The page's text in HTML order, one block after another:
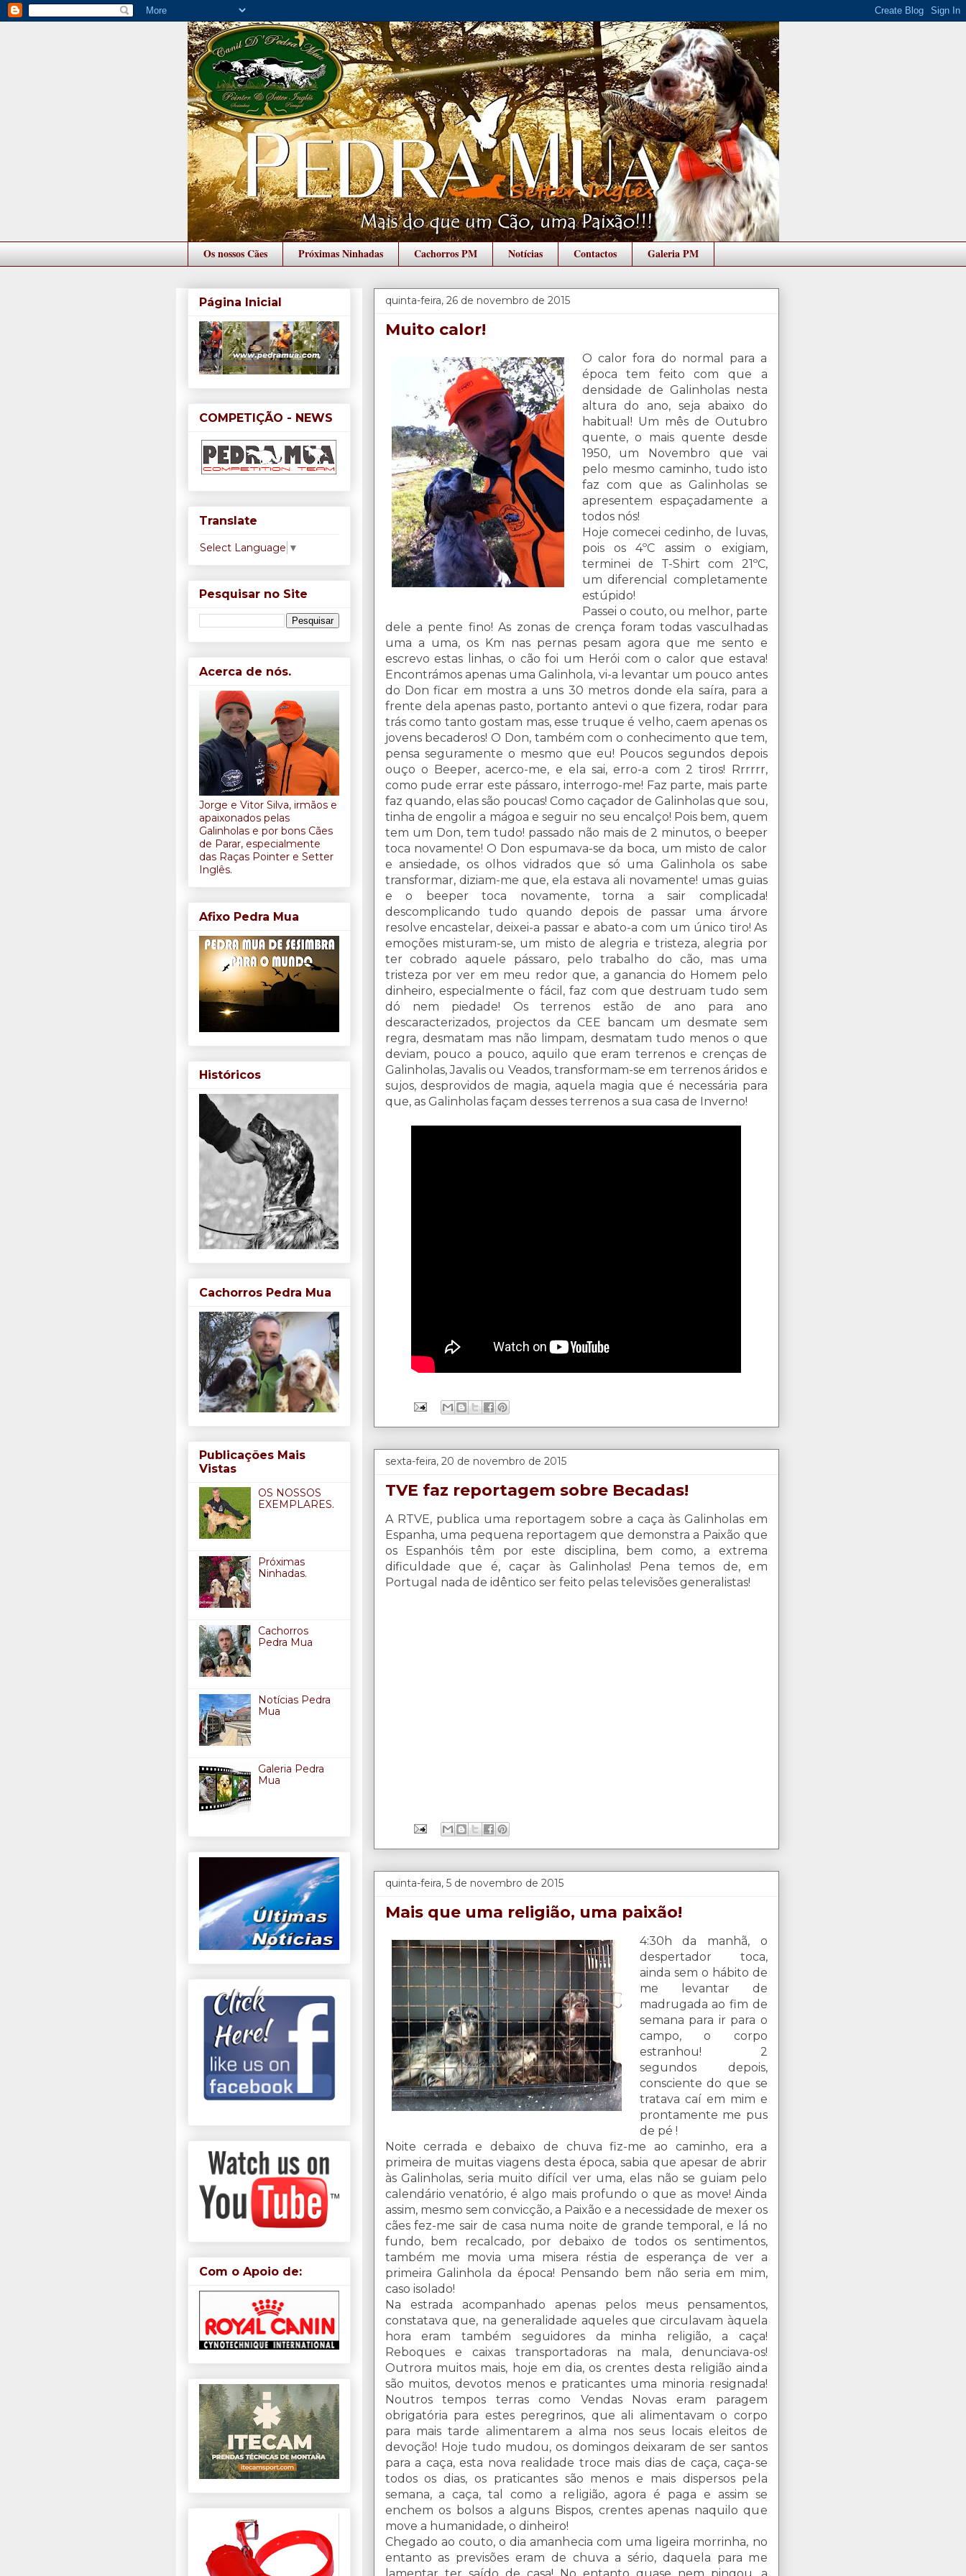
Os nossos Cães Próximas Ninhadas Cachorros PM Notícias Contactos Galeria PM
quinta-feira, 26 de novembro de 2015
Muito calor!
O calor fora do normal para a
época tem feito com que a
densidade de Galinholas nesta
altura do ano, seja abaixo do
habitual! Um mês de Outubro
quente, o mais quente desde
1950, um Novembro que vai
pelo mesmo caminho, tudo isto
faz com que as Galinholas se
apresentem espaçadamente a
todos nós!
Hoje comecei cedinho, de luvas,
pois os 4ºC assim o exigiam,
terminei de T-Shirt com 21ºC,
um diferencial completamente
estúpido!
Passei o couto, ou melhor, parte
dele a pente fino! As zonas de crença foram todas vasculhadas
uma a uma, os Km nas pernas pesam agora que me sento e
escrevo estas linhas, o cão foi um Herói com o calor que estava!
Encontrámos apenas uma Galinhola, vi-a levantar um pouco antes
do Don ficar em mostra a uns 30 metros donde ela saíra, para a
frente dela apenas pasto, portanto antevi o que fizera, rodar para
trás como tanto gostam mas, esse truque é velho, caem apenas os
jovens becaderos! O Don, também com o conhecimento que tem,
pensa seguramente o mesmo que eu! Poucos segundos depois
ouço o Beeper, acerco-me, e ela sai, erro-a com 2 tiros! Rrrrrr,
como pude errar este pássaro, interrogo-me! Faz parte, mais parte
faz quando, elas são poucas! Como caçador de Galinholas que sou,
tinha de engolir a mágoa e seguir no seu encalço! Pois bem, quem
tem um Don, tem tudo! passado não mais de 2 minutos, o beeper
toca novamente! O Don espumava-se da boca, um misto de calor
e ansiedade, os olhos vidrados que só uma Galinhola os sabe
transformar, diziam-me que, ela estava ali novamente! umas guias
e o beeper toca novamente, torna a sair complicada!
descomplicando tudo quando depois de passar uma árvore
resolve encastelar, deixei-a passar e abato-a com um único tiro! As
emoções misturam-se, um misto de alegria e tristeza, alegria por
ter cobrado aquele pássaro, pelo trabalho do cão, mas uma
tristeza por ver em meu redor que, a ganancia do Homem pelo
dinheiro, especialmente o fácil, faz com que destruam tudo sem
dó nem piedade! Os terrenos estão de ano para ano
descaracterizados, projectos da CEE bancam um desmate sem
regra, desmatam mas não limpam, desmatam tudo menos o que
deviam, pouco a pouco, aquilo que eram terrenos e crenças de
Galinholas, Javalis ou Veados, transformam-se em terrenos áridos e
sujos, desprovidos de magia, aquela magia que é necessária para
que, as Galinholas façam desses terrenos a sua casa de Inverno!
sexta-feira, 20 de novembro de 2015
TVE faz reportagem sobre Becadas!
A RTVE, publica uma reportagem sobre a caça às Galinholas em
Espanha, uma pequena reportagem que demonstra a Paixão que
os Espanhóis têm por este disciplina, bem como, a extrema
dificuldade que é, caçar às Galinholas! Pena temos de, em
Portugal nada de idêntico ser feito pelas televisões generalistas!
quinta-feira, 5 de novembro de 2015
Mais que uma religião, uma paixão!
4:30h da manhã, o
despertador toca,
ainda sem o hábito de
me levantar de
madrugada ao fim de
semana para ir para o
campo, o corpo
estranhou! 2
segundos depois,
consciente do que se
tratava caí em mim e
prontamente me pus
de pé !
Noite cerrada e debaixo de chuva fiz-me ao caminho, era a
primeira de muitas viagens desta época, sabia que apesar de abrir
às Galinholas, seria muito difícil ver uma, elas não se guiam pelo
calendário venatório, é algo mais profundo o que as move! Ainda
assim, mesmo sem convicção, a Paixão e a necessidade de mexer os
cães fez-me sair de casa numa noite de grande temporal, e lá no
fundo, bem recalcado, por debaixo de todos os sentimentos,
também me movia uma misera réstia de esperança de ver a
primeira Galinhola da época! Pensando bem não seria em mim,
caso isolado!
Na estrada acompanhado apenas pelos meus pensamentos,
constatava que, na generalidade aqueles que circulavam àquela
hora eram também seguidores da minha religião, a caça!
Reboques e caixas transportadoras na mala, denunciava-os!
Outrora muitos mais, hoje em dia, os crentes desta religião ainda
são muitos, devotos menos e praticantes uma minoria resignada!
Noutros tempos terras como Vendas Novas eram paragem
obrigatória para estes peregrinos, que ali alimentavam o corpo
para mais tarde alimentarem a alma nos seus locais eleitos de
devoção! Hoje tudo mudou, os domingos deixaram de ser santos
para a caça, esta nova realidade troce mais dias de caça, caça-se
todos os dias, os praticantes são menos e mais dispersos pela
semana, a caça, tal como a religião, agora é paga e assim se
enchem os bolsos a alguns Bispos, crentes apenas naquilo que
move a humanidade, o dinheiro!
Chegado ao couto, o dia amanhecia com uma ligeira morrinha, no
entanto as previsões eram de chuva a sério, daquela para me
Página Inicial
COMPETIÇÃO - NEWS
Translate
Select Language ▼
Pesquisar no Site
Acerca de nós.
Jorge e Vitor Silva, irmãos e
apaixonados pelas
Galinholas e por bons Cães
de Parar, especialmente
das Raças Pointer e Setter
Inglês.
Afixo Pedra Mua
Históricos
Cachorros Pedra Mua
Publicações Mais
Vistas
OS NOSSOS
EXEMPLARES.
Próximas
Ninhadas.
Cachorros
Pedra Mua
Notícias Pedra
Mua
Galeria Pedra
Mua
Com o Apoio de: